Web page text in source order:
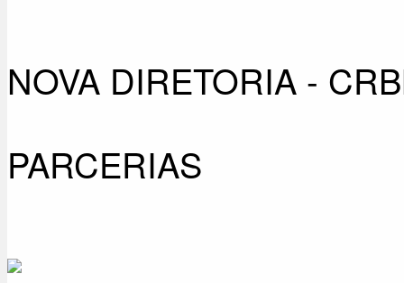
NOVA DIRETORIA -
PARCERIAS